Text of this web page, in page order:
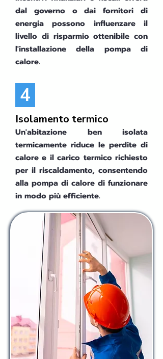
dal governo o dai fornitori di
energia possono influenzare il
livello di risparmio ottenibile con
l'installazione della pompa di
calore.
4
Isolamento termico
Un'abitazione ben isolata
termicamente riduce le perdite di
calore e il carico termico richiesto
per il riscaldamento, consentendo
alla pompa di calore di funzionare
in modo più efficiente.